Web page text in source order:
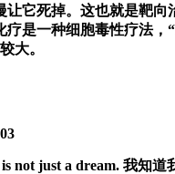
它死掉。 这也就是靶向
疗是一种细胞毒性疗法，“
大。
not just a dream. 我知道